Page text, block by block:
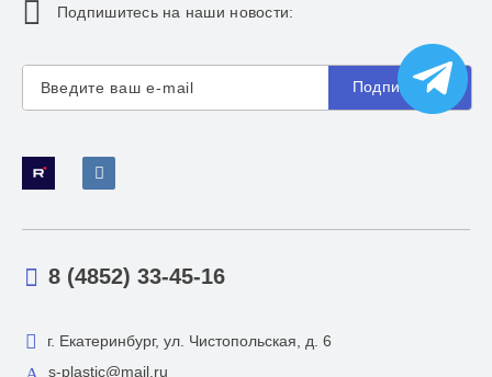
Подпишитесь на наши новости:
Подписаться
8 (4852) 33-45-16
г. Екатеринбург, ул. Чистопольская, д. 6
s-plastic@mail.ru